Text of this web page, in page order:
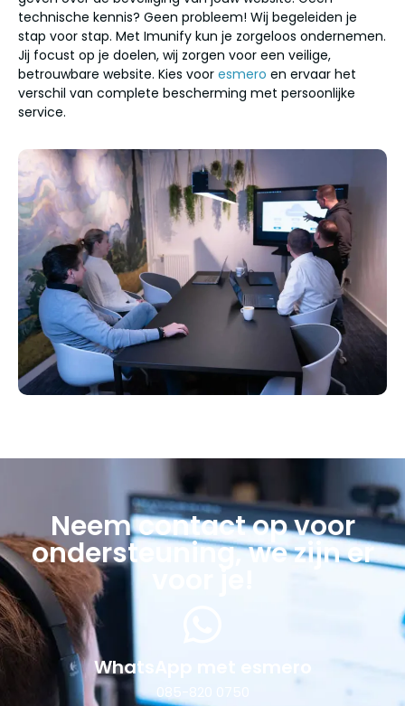
technische kennis? Geen probleem! Wij begeleiden je
stap voor stap. Met Imunify kun je zorgeloos ondernemen.
Jij focust op je doelen, wij zorgen voor een veilige,
betrouwbare website. Kies voor esmero en ervaar het
verschil van complete bescherming met persoonlijke
service.
Neem contact op voor
ondersteuning, we zijn er
WhatsApp met esmero
085-820 0750